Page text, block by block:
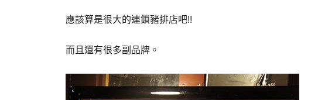
應該算是很大的連鎖豬排店吧!!
而且還有很多副品牌。